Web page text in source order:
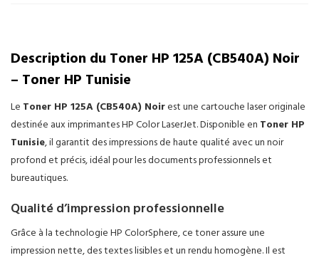
Description du Toner HP 125A (CB540A) Noir
– Toner HP Tunisie
Le Toner HP 125A (CB540A) Noirest une cartouche laser originale
destinée aux imprimantes HP Color LaserJet. Disponible en Toner HP
Tunisie, il garantit des impressions de haute qualité avec un noir
profond et précis, idéal pour les documents professionnels et
bureautiques.
Qualité d’impression professionnelle
Grâce à la technologie HP ColorSphere, ce toner assure une
impression nette, des textes lisibles et un rendu homogène. Il est